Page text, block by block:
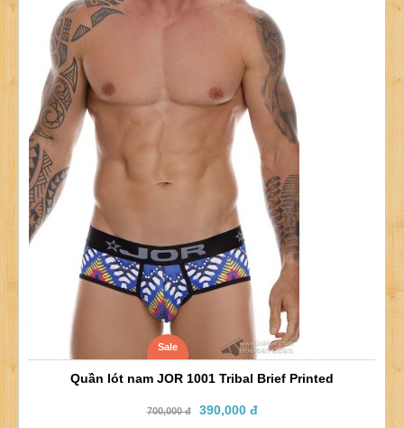
Sale
Quần lót nam JOR 1001 Tribal Brief Printed
700,000 đ 390,000 đ